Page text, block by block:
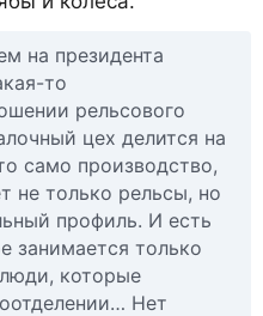
на президента
то
рельсового
цех делится на
само производство,
не только рельсы, но
профиль. И есть
занимается только
которые
Нет